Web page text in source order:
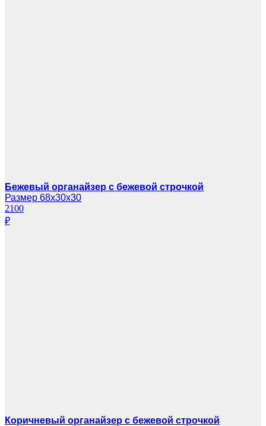
Бежевый органайзер с бежевой строчкой
Размер 68х30х30
2100
₽
Коричневый органайзер с бежевой строчкой